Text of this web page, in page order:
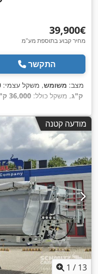
‏39,900 ‏€
מחיר קבוע בתוספת מע"מ
התקשר
מצב: משומש, משקל עצמי:
ק"ג, משקל כולל: 36,000 ק"ג
, אורך אזור
385/65 R22,5 , ציוד:מערכת בלימה
מודעה קטנה
1 / 13